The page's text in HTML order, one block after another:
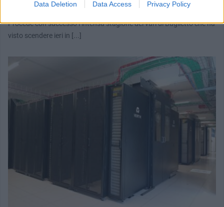
Data Deletion Data Access Privacy Policy
Baglietto
Procede con successo l’intensa stagione dei vari di Baglietto che ha
visto scendere ieri in [...]